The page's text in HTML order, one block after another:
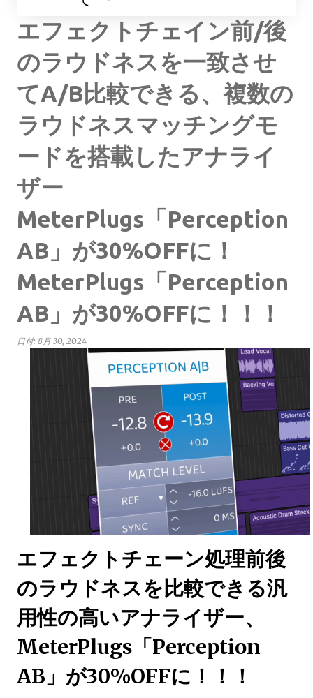
エフェクトチェイン前/後
のラウドネスを一致させ
てA/B比較できる、複数の
ラウドネスマッチングモ
ードを搭載したアナライ
ザー
MeterPlugs「Perception
AB」が30%OFFに！
MeterPlugs「Perception
AB」が30%OFFに！！！
日付: 8月 30, 2024
エフェクトチェーン処理前後
のラウドネスを比較できる汎
用性の高いアナライザー、
MeterPlugs「Perception
AB」が30%OFFに！！！